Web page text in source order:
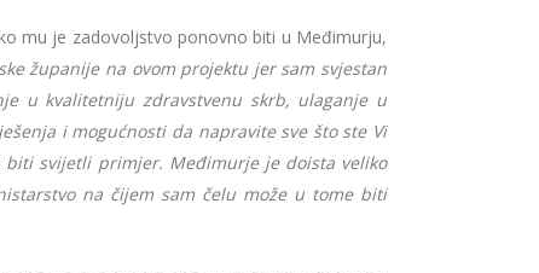
mu je zadovoljstvo ponovno biti u Međimurju,
županije na ovom projektu jer sam svjestan
u kvalitetniju zdravstvenu skrb, ulaganje u
i mogućnosti da napravite sve što ste Vi
biti svijetli primjer. Međimurje je doista veliko
na čijem sam čelu može u tome biti